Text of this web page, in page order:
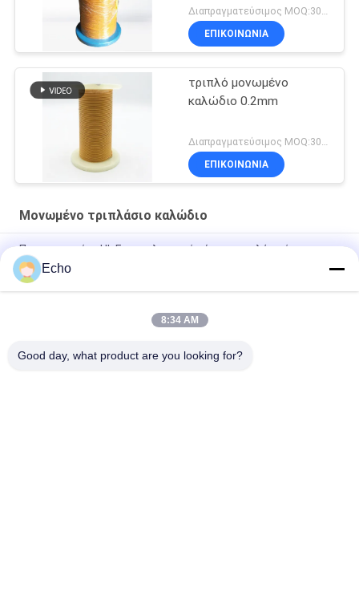
Διαπραγματεύσιμος MOQ:3000 μέτρα
ΕΠΙΚΟΙΝΩΝΙΑ
τριπλό μονωμένο
καλώδιο 0.2mm
ΕΠΙΚΟΙΝΩΝΙΑ
Μονωμένο τριπλάσιο καλώδιο
Πιστοποιημένο UL Επαγγελματικό σύρμα τριπλής μόνωσης
σύρμα περιέλιξης χαλκού TIW για μετασχηματιστές
Τριπλό μονωμένο σύρμα 0,15mm Μονωμένο σύρμα TIW
TIW-B/F Τριπλή μόνωση σύρμα 0,15 mm μονωμένο TIW
Echo
8:34 AM
Good day, what product are you looking for?